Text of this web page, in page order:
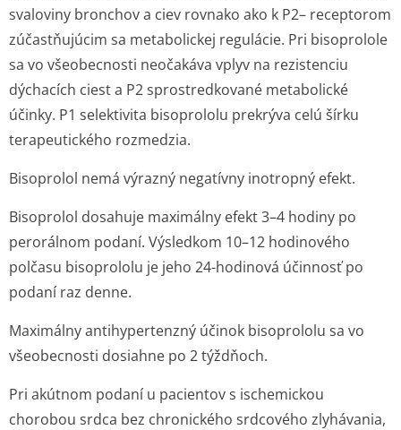
svaloviny bronchov a ciev rovnako ako k P2– receptorom
zúčastňujúcim sa metabolickej regulácie. Pri bisoprolole
sa vo všeobecnosti neočakáva vplyv na rezistenciu
dýchacích ciest a P2 sprostredkované metabolické
účinky. P1 selektivita bisoprololu prekrýva celú šírku
terapeutického rozmedzia.
Bisoprolol nemá výrazný negatívny inotropný efekt.
Bisoprolol dosahuje maximálny efekt 3–4 hodiny po
perorálnom podaní. Výsledkom 10–12 hodinového
polčasu bisoprololu je jeho 24-hodinová účinnosť po
podaní raz denne.
Maximálny antihypertenzný účinok bisoprololu sa vo
všeobecnosti dosiahne po 2 týždňoch.
Pri akútnom podaní u pacientov s ischemickou
chorobou srdca bez chronického srdcového zlyhávania,